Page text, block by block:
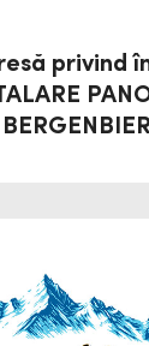
privind